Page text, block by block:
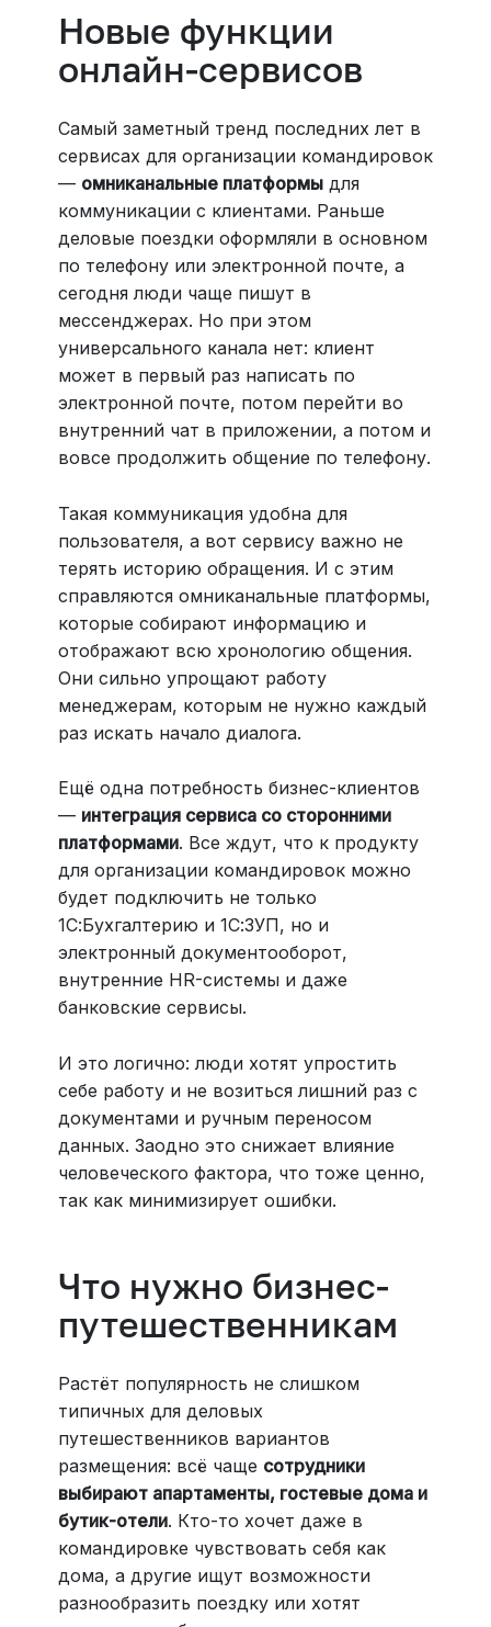
Новые функции
онлайн-сервисов
Самый заметный тренд последних лет в
сервисах для организации командировок
— омниканальные платформыдля
коммуникации с клиентами. Раньше
деловые поездки оформляли в основном
по телефону или электронной почте, а
сегодня люди чаще пишут в
мессенджерах. Но при этом
универсального канала нет: клиент
может в первый раз написать по
электронной почте, потом перейти во
внутренний чат в приложении, а потом и
вовсе продолжить общение по телефону.
Такая коммуникация удобна для
пользователя, а вот сервису важно не
терять историю обращения. И с этим
справляются омниканальные платформы,
которые собирают информацию и
отображают всю хронологию общения.
Они сильно упрощают работу
менеджерам, которым не нужно каждый
раз искать начало диалога.
Ещё одна потребность бизнес-клиентов
— интеграция сервиса со сторонними
платформами. Все ждут, что к продукту
для организации командировок можно
будет подключить не только
1С:Бухгалтерию и 1С:ЗУП, но и
электронный документооборот,
внутренние HR-системы и даже
банковские сервисы.
И это логично: люди хотят упростить
себе работу и не возиться лишний раз с
документами и ручным переносом
данных. Заодно это снижает влияние
человеческого фактора, что тоже ценно,
так как минимизирует ошибки.
Что нужно бизнес-
путешественникам
Растёт популярность не слишком
типичных для деловых
путешественников вариантов
размещения: всё чаще сотрудники
выбирают апартаменты, гостевые дома и
бутик-отели. Кто-то хочет даже в
командировке чувствовать себя как
дома, а другие ищут возможности
разнообразить поездку или хотят